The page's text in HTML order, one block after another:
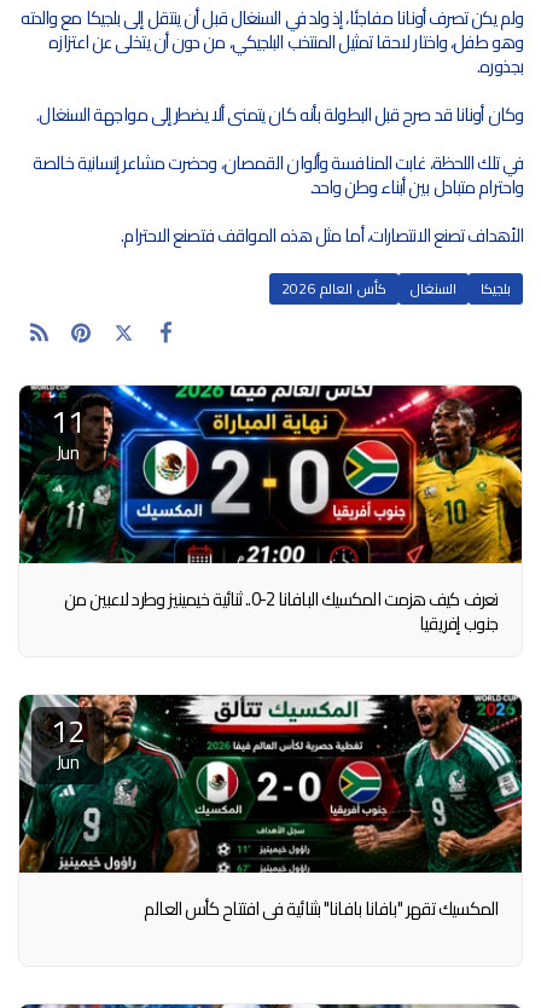
ولم يكن تصرف أونانا مفاجئا، إذ ولد في السنغال قبل أن ينتقل إلى بلجيكا مع والدته
وهو طفل، واختار لاحقا تمثيل المنتخب البلجيكي، من دون أن يتخلى عن اعتزازه
بجذوره.
وكان أونانا قد صرح قبل البطولة بأنه كان يتمنى ألا يضطر إلى مواجهة السنغال.
في تلك اللحظة، غابت المنافسة وألوان القمصان، وحضرت مشاعر إنسانية خالصة
واحترام متبادل بين أبناء وطن واحد.
الأهداف تصنع الانتصارات، أما مثل هذه المواقف فتصنع الاحترام.
بلجيكا السنغال كأس العالم 2026
11
Jun
تعرف كيف هزمت المكسيك البافانا 2-0.. ثنائية خيمينيز وطرد لاعبين من
جنوب إفريقيا
12
Jun
المكسيك تقهر "بافانا بافانا" بثنائية في افتتاح كأس العالم